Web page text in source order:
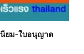
นียม-ใบอนุญาต